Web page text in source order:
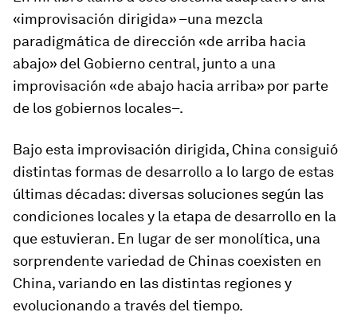
«improvisación dirigida» –una mezcla
paradigmática de dirección «de arriba hacia
abajo» del Gobierno central, junto a una
improvisación «de abajo hacia arriba» por parte
de los gobiernos locales–.
Bajo esta improvisación dirigida, China consiguió
distintas formas de desarrollo a lo largo de estas
últimas décadas: diversas soluciones según las
condiciones locales y la etapa de desarrollo en la
que estuvieran. En lugar de ser monolítica, una
sorprendente variedad de Chinas coexisten en
China, variando en las distintas regiones y
evolucionando a través del tiempo.